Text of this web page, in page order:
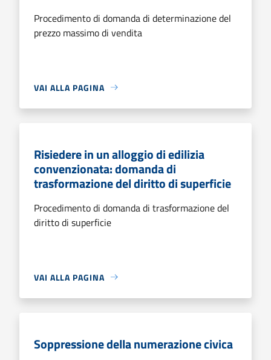
Procedimento di domanda di determinazione del
prezzo massimo di vendita
VAI ALLA PAGINA
Risiedere in un alloggio di edilizia
convenzionata: domanda di
trasformazione del diritto di superficie
Procedimento di domanda di trasformazione del
diritto di superficie
VAI ALLA PAGINA
Soppressione della numerazione civica